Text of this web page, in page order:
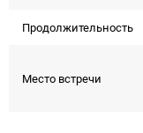
Продолжительность
Место встречи